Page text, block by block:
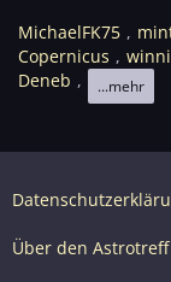
MichaelFK75
Copernicus
Deneb
...mehr
Über den Astrotreff